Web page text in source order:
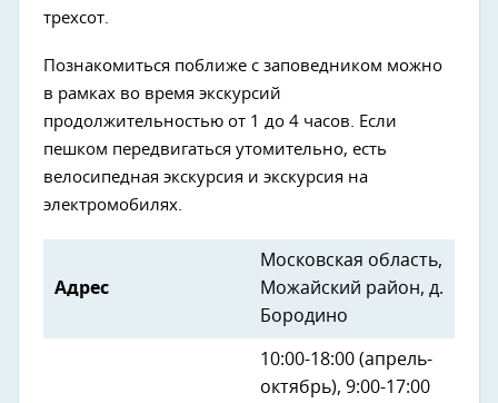
трехсот.
Познакомиться поближе с заповедником можно
в рамках во время экскурсий
продолжительностью от 1 до 4 часов. Если
пешком передвигаться утомительно, есть
велосипедная экскурсия и экскурсия на
электромобилях.
Адрес
Московская область,
Можайский район, д.
Бородино
10:00-18:00 (апрель-
октябрь), 9:00-17:00